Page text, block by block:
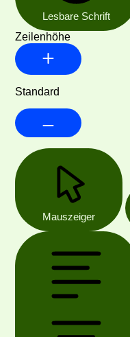
Lesbare Schrift
Zeilenhöhe
Standard
Mauszeiger